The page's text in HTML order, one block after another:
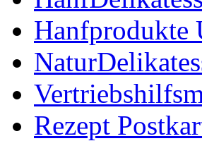
Hanfprodukte
Rezept